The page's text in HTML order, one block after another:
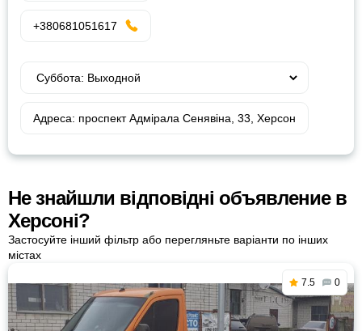
+380681051617
Адреса: проспект Адмірала Сенявіна, 33, Херсон
Не знайшли відповідні объявление в
Херсоні?
Застосуйте інший фільтр або перегляньте варіанти по інших
містах
7.5 0